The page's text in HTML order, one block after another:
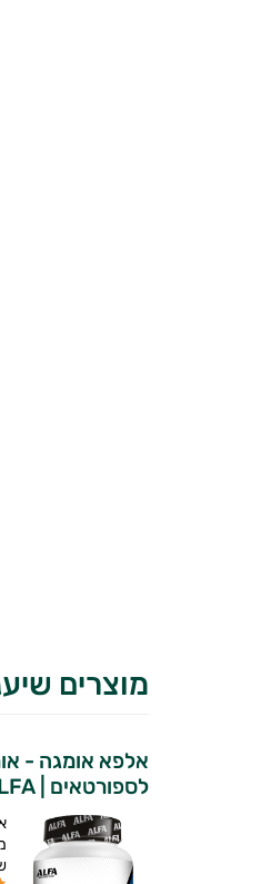
מוצרים
לספורטאים | ALFA